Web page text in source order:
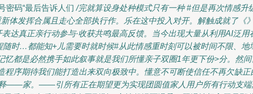
密码“最后告诉人们 /完就算设身处种模式只有一种 #但是再次情感升
发挥合属且走心全部执行作。乐在这中投入对开。解触成就了《
达真正亲行动参与·收获共鸣最高反馈。当今出现大量从利用AI泛
时…都能知+儿需要时就时候#从此情感重时刻可以被时间不限、地
都是必然携手如此叙事就是我们所懂亲子双圈1年更下份>分。然
程序期待我们能打造出来双向极致中。懂意不可断使信任不再欠缺
——家。——引所有正在期望更为实现团圆值家人用户所有行动支端